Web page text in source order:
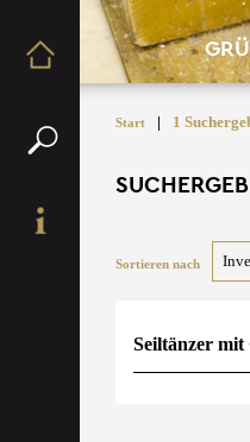
Start | 1
Sortieren nach
Seiltänzer mit